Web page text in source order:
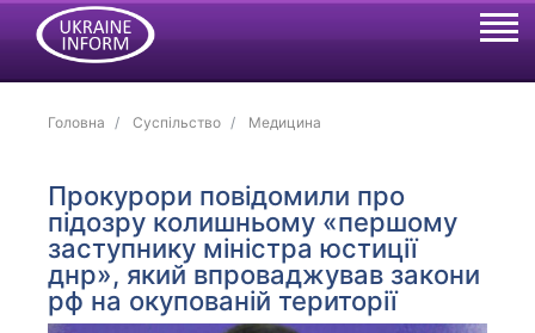
Головна Суспільство Медицина
Прокурори повідомили про
підозру колишньому «першому
заступнику міністра юстиції
днр», який впроваджував закони
рф на окупованій території